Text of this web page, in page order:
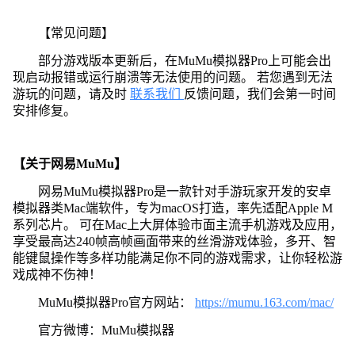
【常见问题】
部分游戏版本更新后，在MuMu模拟器Pro上可能会出
现启动报错或运行崩溃等无法使用的问题。 若您遇到无法
游玩的问题，请及时 联系我们
反馈问题，我们会第一时间
安排修复。
【关于网易MuMu】
网易MuMu模拟器Pro是一款针对手游玩家开发的安卓
模拟器类Mac端软件，专为macOS打造，率先适配Apple M
系列芯片。 可在Mac上大屏体验市面主流手机游戏及应用，
享受最高达240帧高帧画面带来的丝滑游戏体验，多开、智
能键鼠操作等多样功能满足你不同的游戏需求，让你轻松游
戏成神不伤神！
MuMu模拟器Pro官方网站： https://mumu.163.com/mac/
官方微博：MuMu模拟器